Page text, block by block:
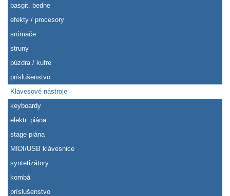
basgit. bedne
efekty / procesory
snímače
struny
púzdra / kufre
príslušenstvo
Klávesové nástroje
keyboardy
elektr. piána
stage piána
MIDI/USB klávesnice
syntetizátory
kombá
príslušenstvo